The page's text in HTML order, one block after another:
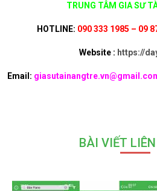
TRUNG TÂM GIA SƯ
HOTLINE: 090 333 1985 – 09
Website : https://
Email:
BÀI VIẾT